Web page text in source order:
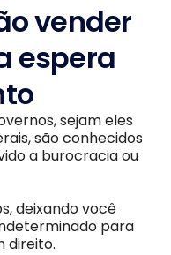
vender
espera
sejam eles
são conhecidos
a burocracia ou
deixando você
para
direito.